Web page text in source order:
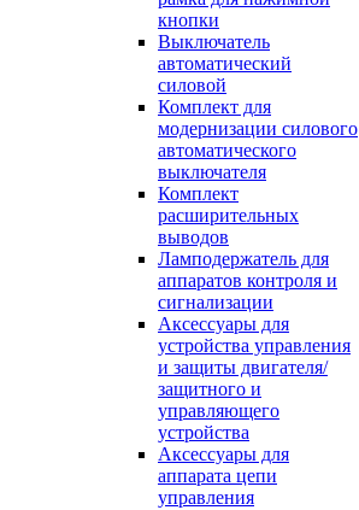
кнопки
Выключатель
автоматический
силовой
Комплект для
модернизации силового
автоматического
выключателя
Комплект
расширительных
выводов
Ламподержатель для
аппаратов контроля и
сигнализации
Аксессуары для
устройства управления
и защиты двигателя/
защитного и
управляющего
устройства
Аксессуары для
аппарата цепи
управления